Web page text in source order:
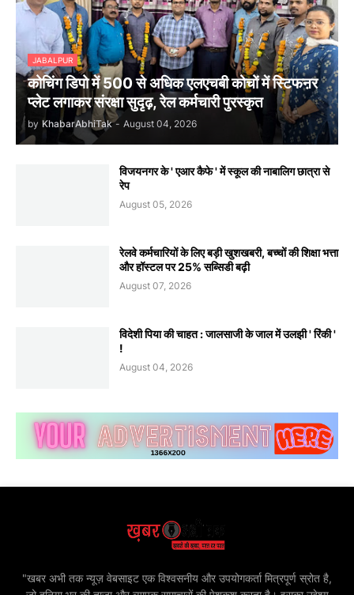
JABALPUR
कोचिंग डिपो में 500 से अधिक एलएचबी कोचों में स्टिफऩर
प्लेट लगाकर संरक्षा सुदृढ़, रेल कर्मचारी पुरस्कृत
by KhabarAbhiTak - August 04, 2026
विजयनगर के ' एआर कैफे ' में स्कूल की नाबालिग छात्रा से
रेप
August 05, 2026
रेलवे कर्मचारियों के लिए बड़ी खुशखबरी, बच्चों की शिक्षा भत्ता
और हॉस्टल पर 25% सब्सिडी बढ़ी
August 07, 2026
विदेशी पिया की चाहत : जालसाजी के जाल में उलझी ' रिंकी '
!
August 04, 2026
"खबर अभी तक न्यूज़ वेबसाइट एक विश्वसनीय और उपयोगकर्ता मित्रपूर्ण स्रोत है,